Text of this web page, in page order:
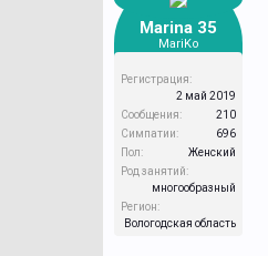
Marina 35
MariKo
Регистрация:
2 май 2019
Сообщения:
210
Симпатии:
696
Пол:
Женский
Род занятий:
многообразный
Регион:
Вологодская область